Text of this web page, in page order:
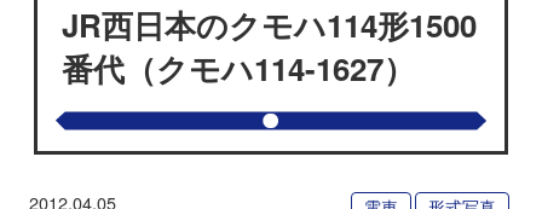
JR西日本のクモハ114形1500
番代（クモハ114-1627）
2012.04.05